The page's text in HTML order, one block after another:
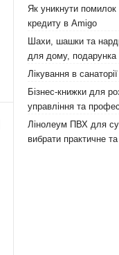
Як уникнути
кредиту в Amigo
Шахи, шашки та
для дому, подарунка
Лікування в
Бізнес-книжки для
управління та
Лінолеум ПВХ для
вибрати практичне